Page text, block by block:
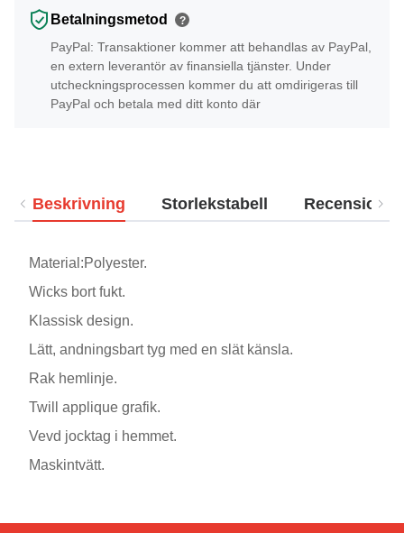
Betalningsmetod ?
PayPal: Transaktioner kommer att behandlas av PayPal,
en extern leverantör av finansiella tjänster. Under
utcheckningsprocessen kommer du att omdirigeras till
PayPal och betala med ditt konto där
Beskrivning Storlekstabell Recensioner
Material:Polyester.
Wicks bort fukt.
Klassisk design.
Lätt, andningsbart tyg med en slät känsla.
Rak hemlinje.
Twill applique grafik.
Vevd jocktag i hemmet.
Maskintvätt.